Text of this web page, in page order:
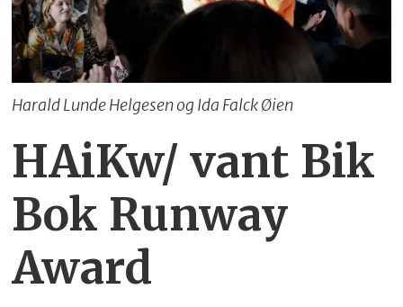
Harald Lunde Helgesen og Ida Falck Øien
HAiKw/ vant Bik
Bok Runway
Award